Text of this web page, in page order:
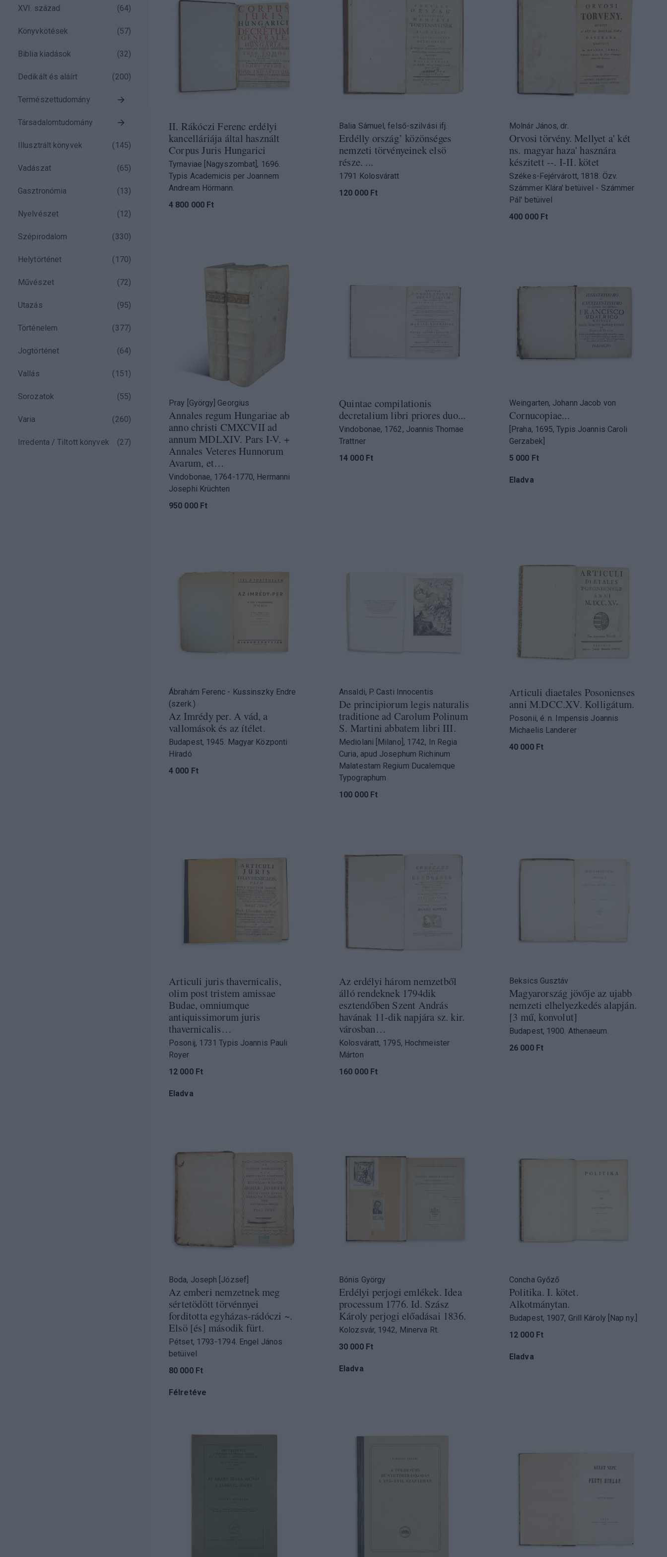
XVI. század (64)
Könyvkötések (57)
Biblia kiadások (32)
Dedikált és aláírt (200)
Természettudomány
Társadalomtudomány
Illusztrált könyvek ( 145)
Vadászat (65)
Gasztronómia (13)
Nyelvészet (12)
Szépirodalom (330)
Helytörténet ( 170)
Művészet (72)
Utazás (95)
Történelem (377)
Jogtörténet (64)
Vallás ( 151 )
Sorozatok (55)
Varia (260)
Irredenta / Tiltott könyvek (27)
II. Rákóczi Ferenc erdélyi
kancelláriája által használt
Corpus Juris Hungarici
Tyrnaviae [Nagyszombat], 1696.
Typis Academicis per Joannem
Andream Hörmann.
4 800 000 Ft
Balia Sámuel, felső-szilvási ifj.
Erdélly ország’ közönséges
nemzeti törvényeinek elsö
része. ...
1791 Kolosváratt
120 000 Ft
Molnár János, dr.
Orvosi törvény. Mellyet a' két
ns. magyar haza' hasznára
készitett --. I-II. kötet
Székes-Fejérvárott, 1818. Özv.
Számmer Klára' betüivel - Számmer
Pál' betüivel
400 000 Ft
Pray [György] Georgius
Annales regum Hungariae ab
anno christi CMXCVII ad
annum MDLXIV. Pars I-V. +
Annales Veteres Hunnorum
Avarum, et…
Vindobonae, 1764-1770, Hermanni
Josephi Krüchten
950 000 Ft
Quintae compilationis
decretalium libri priores duo...
Vindobonae, 1762, Joannis Thomae
Trattner
14 000 Ft
Weingarten, Johann Jacob von
Cornucopiae...
[Praha, 1695, Typis Joannis Caroli
Gerzabek]
5 000 Ft
Eladva
Ábrahám Ferenc - Kussinszky Endre
(szerk.)
Az Imrédy per. A vád, a
vallomások és az ítélet.
Budapest, 1945. Magyar Központi
Híradó
4 000 Ft
Ansaldi, P. Casti Innocentis
De principiorum legis naturalis
traditione ad Carolum Polinum
S. Martini abbatem libri III.
Mediolani [Milano], 1742, In Regia
Curia, apud Josephum Richinum
Malatestam Regium Ducalemque
Typographum
100 000 Ft
Articuli diaetales Posonienses
anni M.DCC.XV. Kolligátum.
Posonii, é. n. Impensis Joannis
Michaelis Landerer
40 000 Ft
Articuli juris thavernicalis,
olim post tristem amissae
Budae, omniumque
antiquissimorum juris
thavernicalis…
Posonij, 1731 Typis Joannis Pauli
Royer
12 000 Ft
Eladva
Az erdélyi három nemzetből
álló rendeknek 1794dik
esztendőben Szent András
havának 11-dik napjára sz. kir.
városban…
Kolosváratt, 1795, Hochmeister
Márton
160 000 Ft
Beksics Gusztáv
Magyarország jövője az ujabb
nemzeti elhelyezkedés alapján.
[3 mű, konvolut]
Budapest, 1900. Athenaeum.
26 000 Ft
Boda, Joseph [József]
Az emberi nemzetnek meg
sértetödött törvénnyei
forditotta egyházas-rádóczi ~.
Elsö [és] második fürt.
Pétset, 1793-1794. Engel János
betüivel
80 000 Ft
Félretéve
Bónis György
Erdélyi perjogi emlékek. Idea
processum 1776. Id. Szász
Károly perjogi előadásai 1836.
Kolozsvár, 1942, Minerva Rt.
30 000 Ft
Eladva
Concha Győző
Politika. I. kötet.
Alkotmánytan.
Budapest, 1907, Grill Károly [Nap ny.]
12 000 Ft
Eladva